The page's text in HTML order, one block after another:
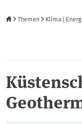
Themen Klima |